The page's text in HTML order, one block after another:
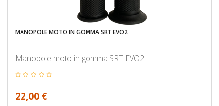
MANOPOLE MOTO IN GOMMA SRT EVO2
Manopole moto in gomma SRT EVO2
22,00 €